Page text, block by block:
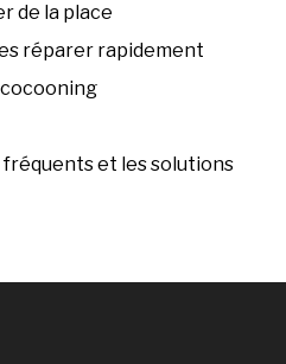
de la place
réparer rapidement
et les solutions